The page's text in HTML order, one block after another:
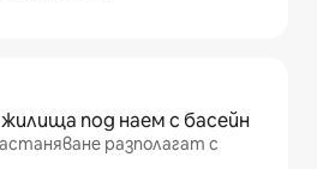
под наем с басейн
разполагат с